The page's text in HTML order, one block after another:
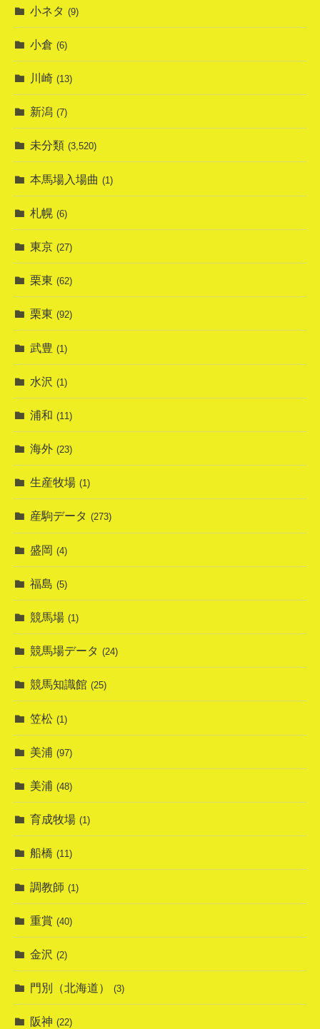
小ネタ (9)
小倉 (6)
川崎 (13)
新潟 (7)
未分類 (3,520)
本馬場入場曲 (1)
札幌 (6)
東京 (27)
栗東 (62)
栗東 (92)
武豊 (1)
水沢 (1)
浦和 (11)
海外 (23)
生産牧場 (1)
産駒データ (273)
盛岡 (4)
福島 (5)
競馬場 (1)
競馬場データ (24)
競馬知識館 (25)
笠松 (1)
美浦 (97)
美浦 (48)
育成牧場 (1)
船橋 (11)
調教師 (1)
重賞 (40)
金沢 (2)
門別（北海道） (3)
阪神 (22)